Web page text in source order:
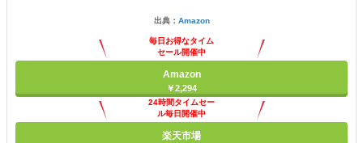
出典： Amazon
毎日お得なタイム
セール開催中
Amazon
￥2,294
24時間タイムセー
ル毎日開催中
楽天市場